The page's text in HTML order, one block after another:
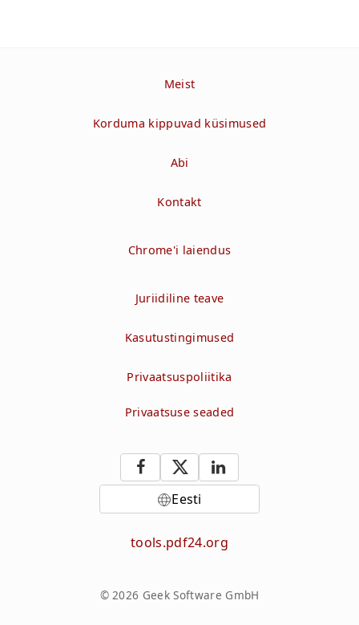
Meist
Korduma kippuvad küsimused
Abi
Kontakt
Chrome'i laiendus
Juriidiline teave
Kasutustingimused
Privaatsuspoliitika
Privaatsuse seaded
Eesti
tools.pdf24.org
© 2026 Geek Software GmbH